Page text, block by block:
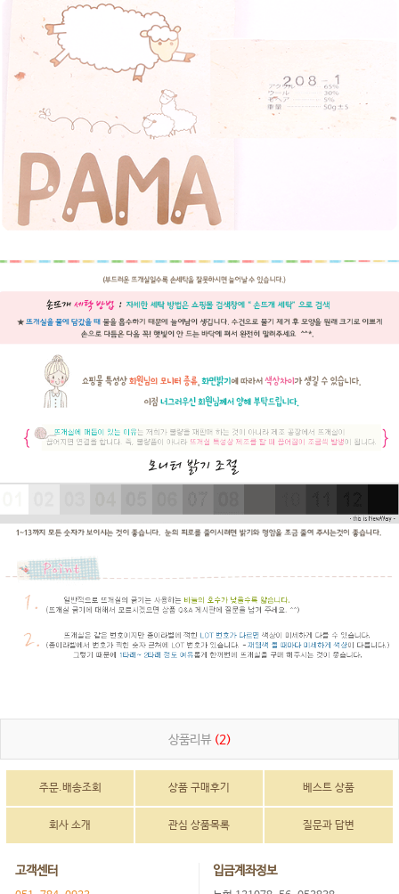
상품리뷰 (2)
주문.배송조회 상품 구매후기 베스트 상품
회사 소개 관심 상품목록 질문과 답변
고객센터 입금계좌정보